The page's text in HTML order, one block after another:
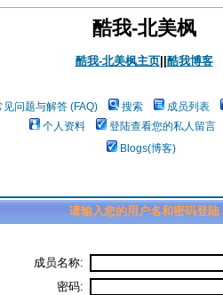
酷我-北美枫
酷我-北美枫主页|| 酷我博客
见问题与解答 (FAQ) 搜索 成员列表
个人资料
登陆查看您的私人留言
Blogs(博客)
请输入您的用户名和密码登陆
成员名称:
密码: